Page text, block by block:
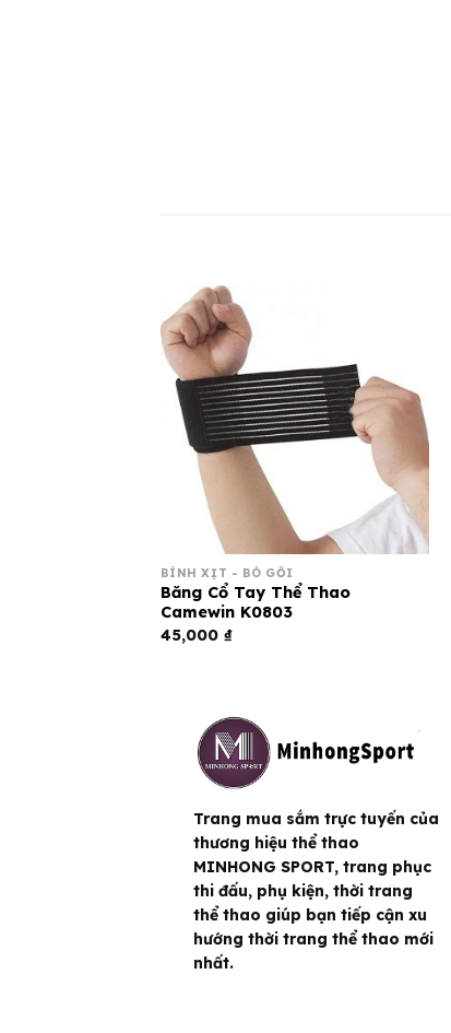
BÌNH XỊT - BÓ GỐI
Băng Cổ Tay Thể Thao
Camewin K0803
45,000 ₫
Trang mua sắm trực tuyến của
thương hiệu thể thao
MINHONG SPORT, trang phục
thi đấu, phụ kiện, thời trang
thể thao giúp bạn tiếp cận xu
hướng thời trang thể thao mới
nhất.